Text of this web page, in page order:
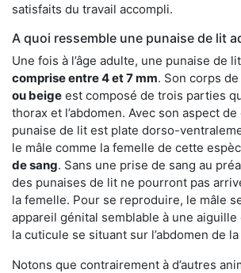
satisfaits du travail accompli.
A quoi ressemble une punaise de lit
Une fois à l’âge adulte, une punaise de
comprise entre 4 et 7 mm. Son corps de
ou beige est composé de trois parties
thorax et l’abdomen. Avec son aspect
punaise de lit est plate dorso-
le mâle comme la femelle de cette
de sang. Sans une prise de sang au
des punaises de lit ne pourront pas
la femelle. Pour se reproduire, le mâle
appareil génital semblable à une
la cuticule se situant sur l’abdomen de
Notons que contrairement à d’autres